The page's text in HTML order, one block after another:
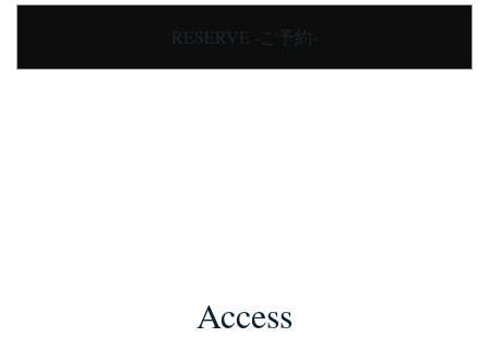
RESERVE -ご予約-
Access